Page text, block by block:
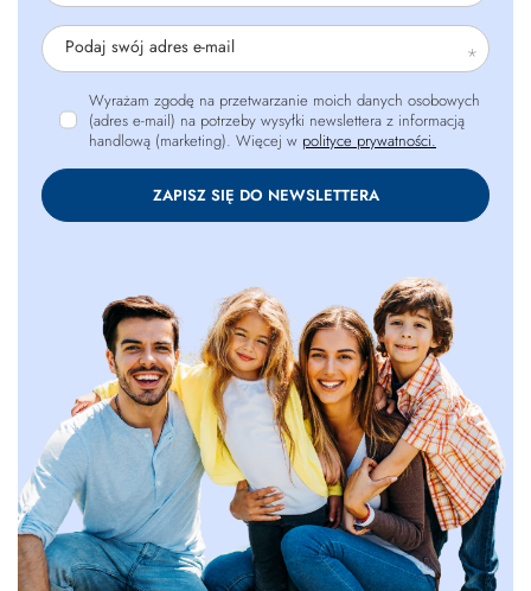
Podaj swój adres e-mail
Wyrażam zgodę na przetwarzanie moich danych osobowych
(adres e-mail) na potrzeby wysyłki newslettera z informacją
handlową (marketing). Więcej w polityce prywatności.
ZAPISZ SIĘ DO NEWSLETTERA